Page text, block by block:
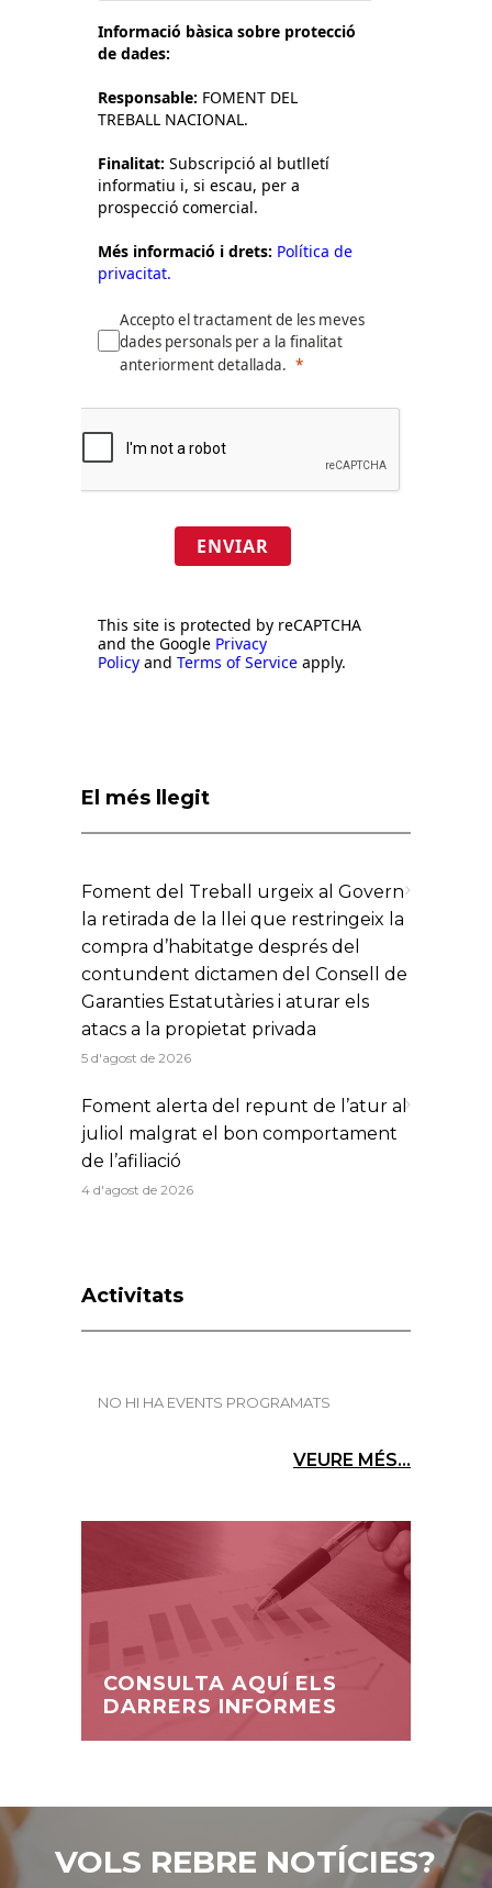
Informació bàsica sobre protecció
de dades:
Responsable: FOMENT DEL
TREBALL NACIONAL.
Finalitat: Subscripció al butlletí
informatiu i, si escau, per a
prospecció comercial.
Més informació i drets: Política de
privacitat.
Accepto el tractament de les meves
dades personals per a la finalitat
anteriorment detallada.
ENVIAR
This site is protected by reCAPTCHA
and the Google Privacy
Policy and Terms of Service apply.
El més llegit
Foment del Treball urgeix al Govern
la retirada de la llei que restringeix la
compra d’habitatge després del
contundent dictamen del Consell de
Garanties Estatutàries i aturar els
atacs a la propietat privada
5 d'agost de 2026
Foment alerta del repunt de l’atur al
juliol malgrat el bon comportament
de l’afiliació
4 d'agost de 2026
Activitats
NO HI HA EVENTS PROGRAMATS
VEURE MÉS...
CONSULTA AQUÍ ELS
DARRERS INFORMES
VOLS REBRE NOTÍCIES?